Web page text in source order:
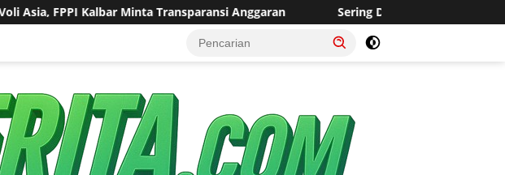
Transparansi Anggaran Sering Dilanda Genangan, Desa Sukaraja Usulkan